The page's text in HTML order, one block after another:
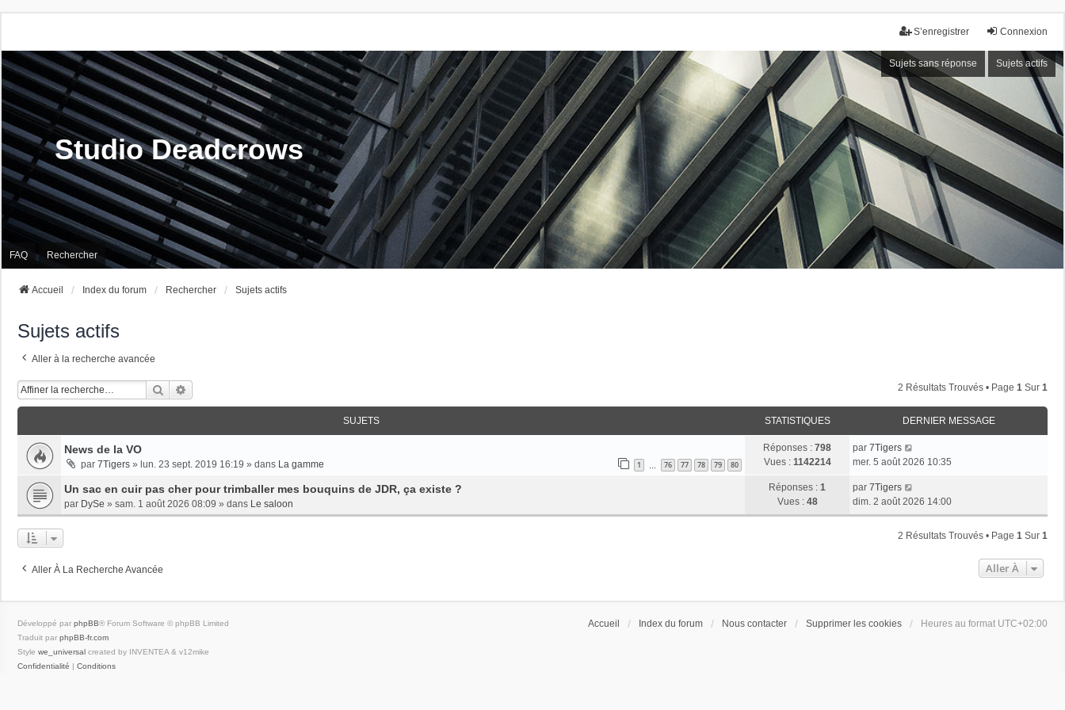
Connexion
S’enregistrer
Sujets sans réponse Sujets actifs
Studio Deadcrows
FAQ Rechercher
Accueil Index du forum Rechercher Sujets actifs
Sujets actifs
Aller à la recherche avancée
Rechercher 2 Résultats Trouvés • Page 1 Sur 1
SUJETS STATISTIQUES DERNIER MESSAGE
News de la VO
par 7Tigers » lun. 23 sept. 2019 16:19 » dans La gamme 1 76 77 78 79 80
Réponses : 798
Vues : 1142214
par 7Tigers
mer. 5 août 2026 10:35
Un sac en cuir pas cher pour trimballer mes bouquins de JDR, ça existe ?
par DySe » sam. 1 août 2026 08:09 » dans Le saloon
Réponses : 1
Vues : 48
par 7Tigers
dim. 2 août 2026 14:00
2 Résultats Trouvés • Page 1 Sur 1
Aller À La Recherche Avancée Aller À
Accueil Index du forum Nous contacter Supprimer les cookies Heures au format UTC+02:00
Développé par phpBB® Forum Software © phpBB Limited
Traduit par phpBB-fr.com
Style we_universal created by INVENTEA & v12mike
Confidentialité | Conditions